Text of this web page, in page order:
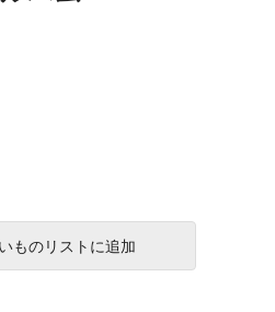
ものリストに追加